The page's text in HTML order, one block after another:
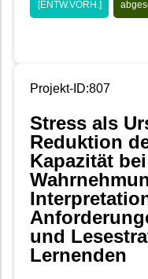
[ENTW.VORH.]
Projekt-ID:807
Stress als
Reduktion
Kapazität
und
Lernenden